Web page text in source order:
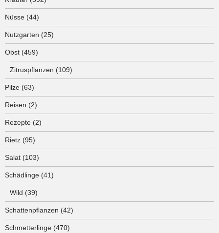
Nüsse (44)
Nutzgarten (25)
Obst (459)
Zitruspflanzen (109)
Pilze (63)
Reisen (2)
Rezepte (2)
Rietz (95)
Salat (103)
Schädlinge (41)
Wild (39)
Schattenpflanzen (42)
Schmetterlinge (470)